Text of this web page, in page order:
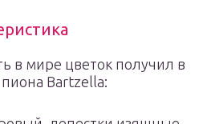
в мире цветок получил в
Bartzella: